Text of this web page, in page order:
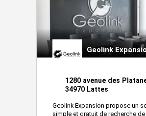
Geolink
1280 avenue des
34970 Lattes
Geolink Expansion propose un
simple et gratuit de recherche